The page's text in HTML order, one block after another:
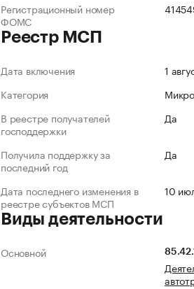
Регистрационный номер
ФОМС
Реестр МСП
Дата включения
1
Категория
В реестре получателей
господдержки
Да
Получила поддержку за
последний год
Да
Дата последнего изменения в
реестре субъектов МСП
10
Виды деятельности
Основной